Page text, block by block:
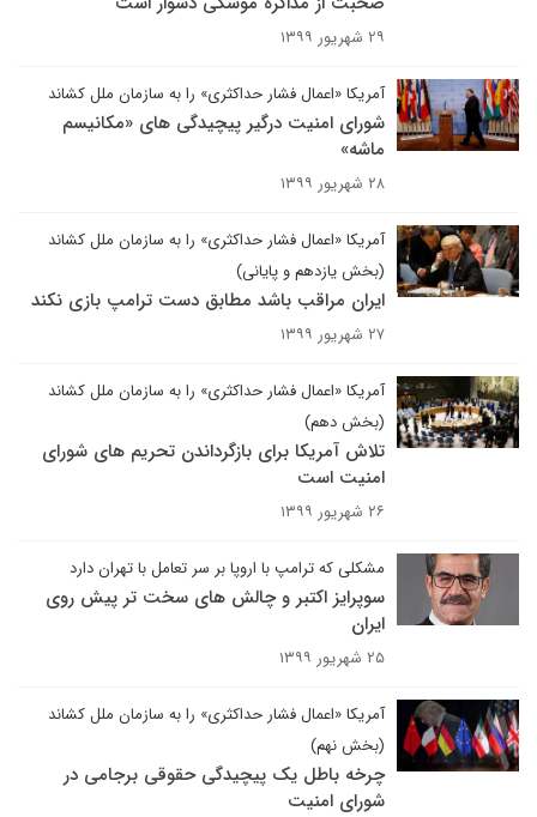
۲۹ شهریور ۱۳۹۹
آمریکا «اعمال فشار حداکثری» را به سازمان ملل کشاند
شورای امنیت درگیر پیچیدگی های «مکانیسم
ماشه»
۲۸ شهریور ۱۳۹۹
آمریکا «اعمال فشار حداکثری» را به سازمان ملل کشاند
(بخش یازدهم و پایانی)
ایران مراقب باشد مطابق دست ترامپ بازی نکند
۲۷ شهریور ۱۳۹۹
آمریکا «اعمال فشار حداکثری» را به سازمان ملل کشاند
(بخش دهم)
تلاش آمریکا برای بازگرداندن تحریم های شورای
امنیت است
۲۶ شهریور ۱۳۹۹
مشکلی که ترامپ با اروپا بر سر تعامل با تهران دارد
سوپرایز اکتبر و چالش های سخت تر پیش روی
ایران
۲۵ شهریور ۱۳۹۹
آمریکا «اعمال فشار حداکثری» را به سازمان ملل کشاند
(بخش نهم)
چرخه باطل یک پیچیدگی حقوقی برجامی در
شورای امنیت